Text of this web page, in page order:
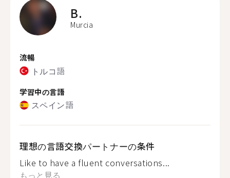
B.
Murcia
流暢
トルコ語
学習中の言語
スペイン語
理想の言語交換パートナーの条件
Like to have a fluent conversations...
もっと見る